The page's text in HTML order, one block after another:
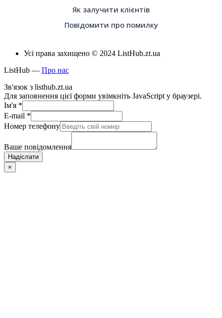
Як залучити клієнтів
Повідомити про помилку
Усі права захищено © 2024 ListHub.zt.ua
ListHub — Про нас
Зв'язок з listhub.zt.ua
Для заповнення цієї форми увімкніть JavaScript у браузері.
Ім'я *
E-mail *
Номер телефону
Ваше повідомлення
Надіслати
×